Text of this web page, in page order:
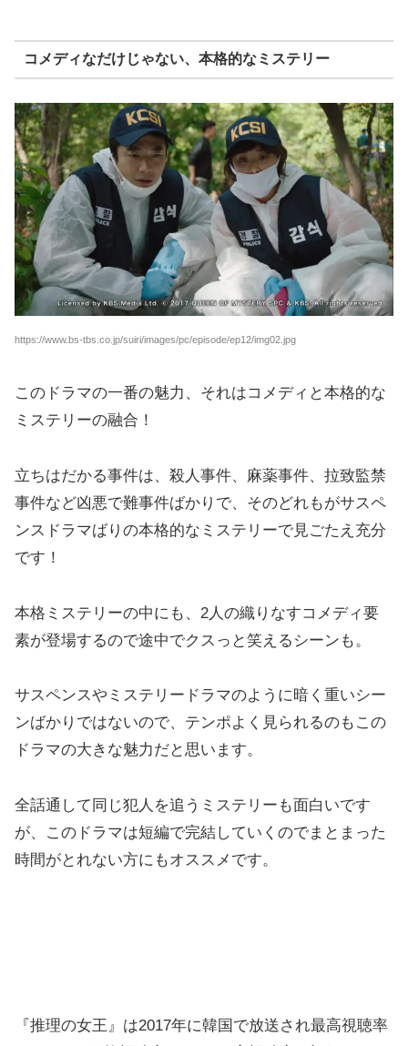
コメディなだけじゃない、本格的なミステリー
https://www.bs-tbs.co.jp/suiri/images/pc/episode/ep12/img02.jpg
このドラマの一番の魅力、それはコメディと本格的な
ミステリーの融合！
立ちはだかる事件は、殺人事件、麻薬事件、拉致監禁
事件など凶悪で難事件ばかりで、そのどれもがサスペ
ンスドラマばりの本格的なミステリーで見ごたえ充分
です！
本格ミステリーの中にも、2人の織りなすコメディ要
素が登場するので途中でクスっと笑えるシーンも。
サスペンスやミステリードラマのように暗く重いシー
ンばかりではないので、テンポよく見られるのもこの
ドラマの大きな魅力だと思います。
全話通して同じ犯人を追うミステリーも面白いです
が、このドラマは短編で完結していくのでまとまった
時間がとれない方にもオススメです。
『推理の女王』は2017年に韓国で放送され最高視聴率